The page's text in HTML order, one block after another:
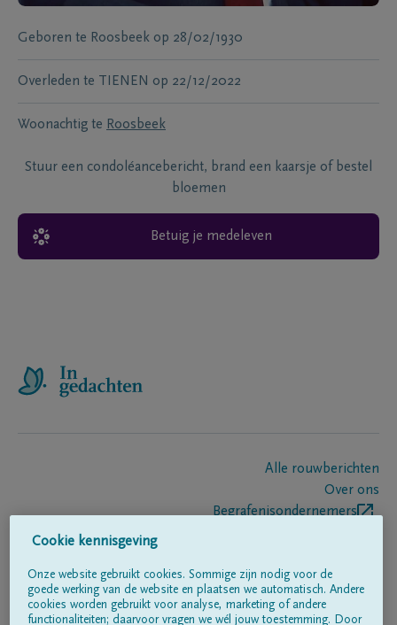
Geboren te Roosbeek op 28/02/1930
Overleden te TIENEN op 22/12/2022
Woonachtig te Roosbeek
Stuur een condoléancebericht, brand een kaarsje of bestel
bloemen
Betuig je medeleven
Alle rouwberichten
Over ons
Begrafenisondernemers
Volg ons op
Cookie kennisgeving
Onze website gebruikt cookies. Sommige zijn nodig voor de
goede werking van de website en plaatsen we automatisch. Andere
cookies worden gebruikt voor analyse, marketing of andere
functionaliteiten; daarvoor vragen we wél jouw toestemming. Door